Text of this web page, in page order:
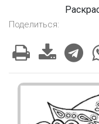
Поделиться: